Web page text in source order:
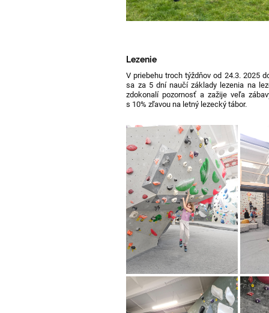
Lezenie
V priebehu troch týždňov od 24.3. 2025
sa za 5 dní naučí základy lezenia na
zdokonalí pozornosť a zažije veľa
s 10% zľavou na letný lezecký tábor.